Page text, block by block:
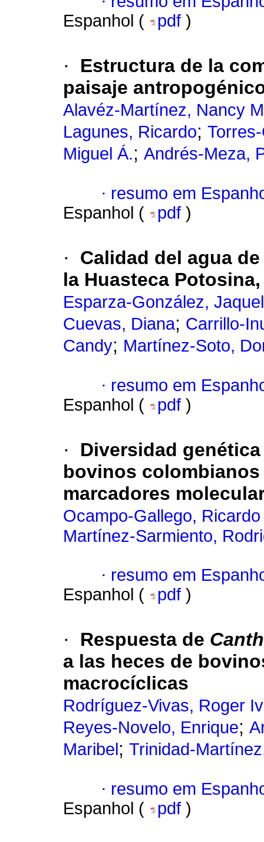
Espanhol (
pdf )
·
Estructura de la
paisaje
Alavéz-Martínez, Nancy
Lagunes, Ricardo;
Miguel Á.; Andrés-Meza,
· resumo em
Espanhol (
pdf )
·
Calidad del agua
la Huasteca
Esparza-González,
Cuevas, Diana; Carrillo-
Candy; Martínez-Soto,
· resumo em
Espanhol (
pdf )
·
Diversidad
bovinos
marcadores
Ocampo-Gallego,
Martínez-Sarmiento,
· resumo em
Espanhol (
pdf )
· Respuesta de
a las heces de
macrocíclicas
Rodríguez-Vivas, Roger
Reyes-Novelo, Enrique;
Maribel ; Trinidad-
· resumo em
Espanhol (
pdf )